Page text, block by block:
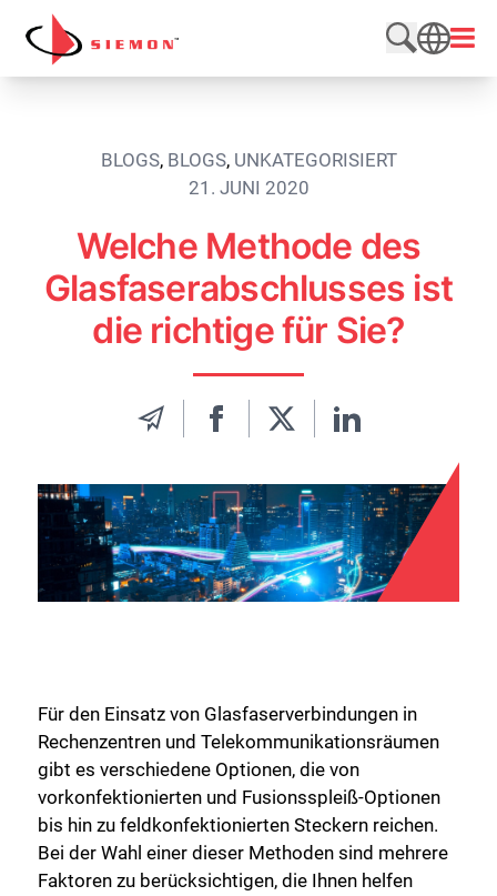
Direkt zum Inhalt wechseln
Website
SEARCH
BLOGS, BLOGS, UNKATEGORISIERT
21. JUNI 2020
Welche Methode des
Glasfaserabschlusses ist
die richtige für Sie?
Für den Einsatz von Glasfaserverbindungen in
Rechenzentren und Telekommunikationsräumen
gibt es verschiedene Optionen, die von
vorkonfektionierten und Fusionsspleiß-Optionen
bis hin zu feldkonfektionierten Steckern reichen.
Bei der Wahl einer dieser Methoden sind mehrere
Faktoren zu berücksichtigen, die Ihnen helfen